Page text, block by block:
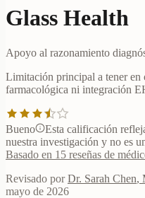
Glass Health
Apoyo al razonamiento
Limitación principal a tener en
farmacológica ni integración
Bueno
Esta calificación
nuestra investigación y no es
Basado en 15 reseñas de
Revisado por Dr. Sarah Chen,
mayo de 2026